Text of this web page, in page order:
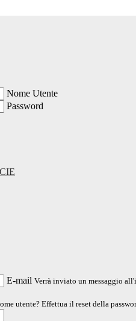
Nome Utente
Password
E-mail Verrà inviato un messaggio
utente? Effettua il reset della